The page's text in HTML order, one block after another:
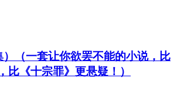
）（一套让你欲罢不能的小说，比
比《十宗罪》更悬疑！）